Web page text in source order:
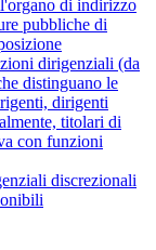
di indirizzo
pubbliche di
dirigenziali (da
distinguano le
dirigenti
titolari di
con funzioni
discrezionali